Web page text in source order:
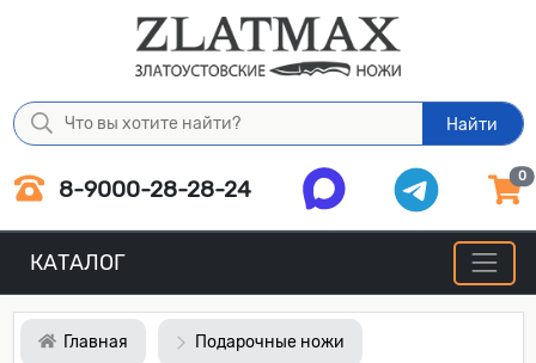
Найти
8-9000-28-28-24 0
КАТАЛОГ
Главная Подарочные ножи